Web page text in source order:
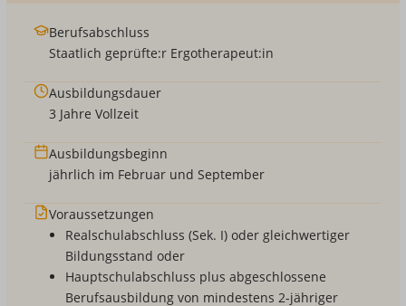
Berufsabschluss
Staatlich geprüfte:r Ergotherapeut:in
Ausbildungsdauer
3 Jahre Vollzeit
Ausbildungsbeginn
jährlich im Februar und September
Voraussetzungen
Realschulabschluss (Sek. I) oder gleichwertiger
Bildungsstand oder
Hauptschulabschluss plus abgeschlossene
Berufsausbildung von mindestens 2-jähriger